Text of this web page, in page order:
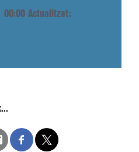
00:00 Actualitzat: